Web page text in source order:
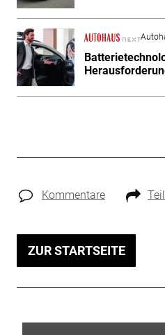
Kommentare
ZUR STARTSEITE